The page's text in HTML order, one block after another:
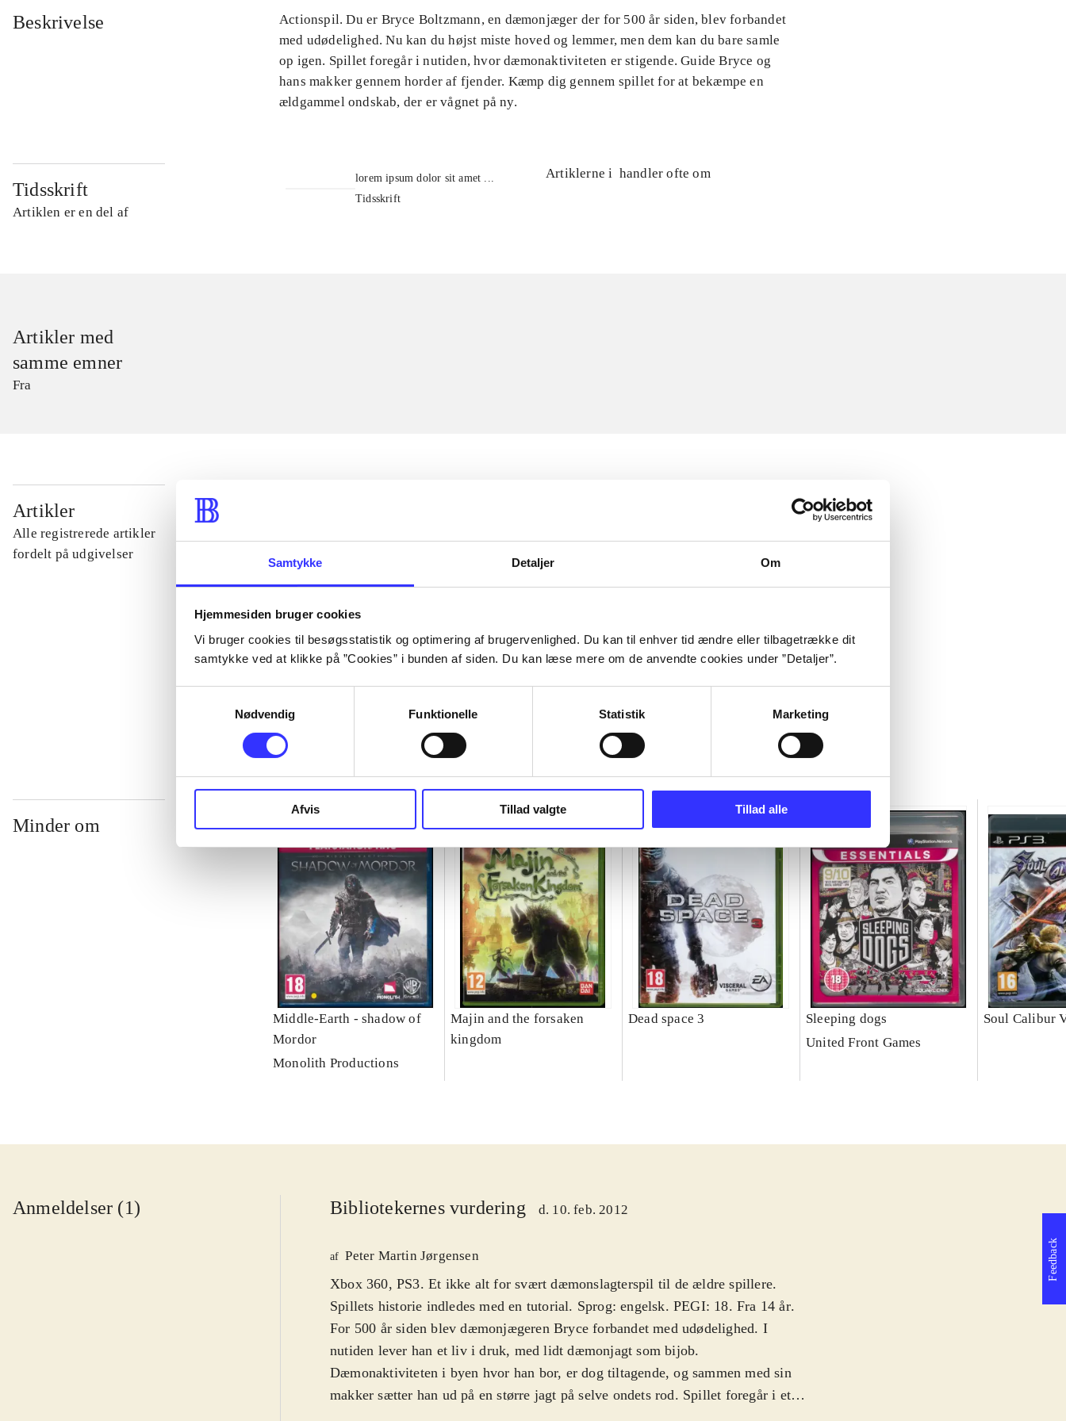
Samtykke Detaljer Om
Hjemmesiden bruger cookies
Vi bruger cookies til besøgsstatistik og optimering af brugervenlighed. Du kan til enhver tid ændre eller tilbagetrække dit
samtykke ved at klikke på ”Cookies” i bunden af siden. Du kan læse mere om de anvendte cookies under ”Detaljer”.
Nødvendig
Funktionelle Statistik Marketing
Afvis Tillad valgte Tillad alle
Beskrivelse
Actionspil. Du er Bryce Boltzmann, en dæmonjæger der for 500 år siden, blev forbandet
med udødelighed. Nu kan du højst miste hoved og lemmer, men dem kan du bare samle
op igen. Spillet foregår i nutiden, hvor dæmonaktiviteten er stigende. Guide Bryce og
hans makker gennem horder af fjender. Kæmp dig gennem spillet for at bekæmpe en
ældgammel ondskab, der er vågnet på ny.
Tidsskrift
Artiklen er en del af
lorem ipsum dolor sit amet ...
Tidsskrift
Artiklerne i handler ofte om
Artikler med
samme emner
Fra
Artikler
Alle registrerede artikler
fordelt på udgivelser
...
Minder om
Middle-Earth - shadow of
Mordor
Monolith Productions
Majin and the forsaken
kingdom
Dead space 3
Sleeping dogs
United Front Games
Soul Calibur
Anmeldelser (1) Bibliotekernes vurdering d. 10. feb. 2012
af Peter Martin Jørgensen
Xbox 360, PS3. Et ikke alt for svært dæmonslagterspil til de ældre spillere.
Spillets historie indledes med en tutorial. Sprog: engelsk. PEGI: 18. Fra 14 år.
For 500 år siden blev dæmonjægeren Bryce forbandet med udødelighed. I
nutiden lever han et liv i druk, med lidt dæmonjagt som bijob.
Dæmonaktiviteten i byen hvor han bor, er dog tiltagende, og sammen med sin
makker sætter han ud på en større jagt på selve ondets rod. Spillet foregår i et
Feedback